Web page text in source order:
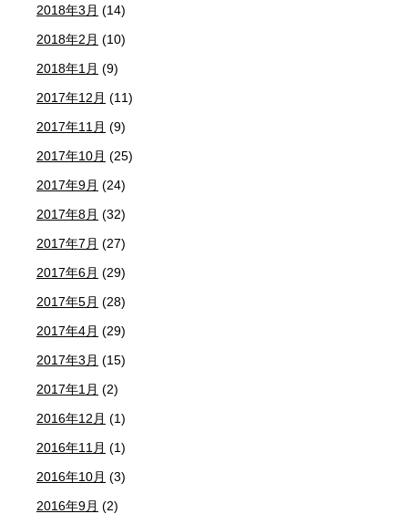
2018年3月 (14)
2018年2月 (10)
2018年1月 (9)
2017年12月 (11)
2017年11月 (9)
2017年10月 (25)
2017年9月 (24)
2017年8月 (32)
2017年7月 (27)
2017年6月 (29)
2017年5月 (28)
2017年4月 (29)
2017年3月 (15)
2017年1月 (2)
2016年12月 (1)
2016年11月 (1)
2016年10月 (3)
2016年9月 (2)